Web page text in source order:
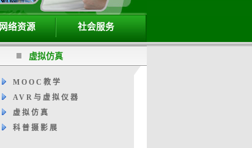
网络资源 社会服务
虚拟仿真
MOOC教学
AVR与虚拟仪器
虚拟仿真
科普摄影展